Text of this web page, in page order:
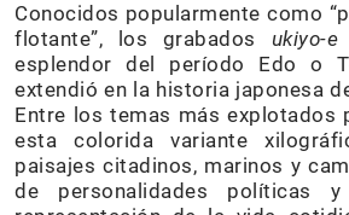
Conocidos popularmente como
flotante”, los grabados ukiyo-e
esplendor del período Edo o
extendió en la historia japonesa
Entre los temas más explotados
esta colorida variante
paisajes citadinos, marinos y
de personalidades políticas